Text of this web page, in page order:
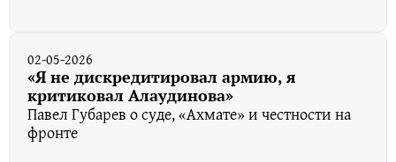
02-05-2026
«Я не дискредитировал армию, я
критиковал Алаудинова»
Павел Губарев о суде, «Ахмате» и честности на
фронте